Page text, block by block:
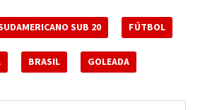
SUB 20 FÚTBOL
BRASIL GOLEADA